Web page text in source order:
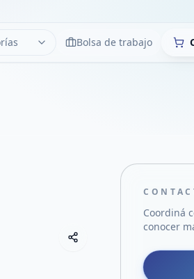
LimpiarBolsa de trabajo
Compartir empresa
Compartir por
Coordiná
conocer